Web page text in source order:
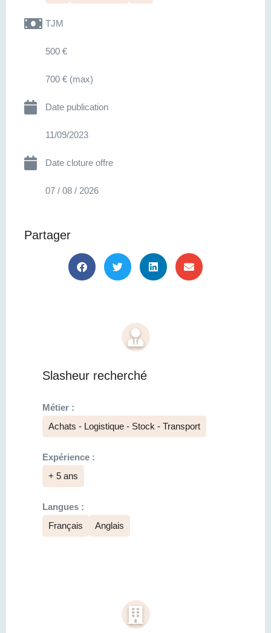
TJM
500 €
700 € (max)
Date publication
11/09/2023
Date cloture offre
07 / 08 / 2026
Partager
Slasheur recherché
Métier :
Achats - Logistique - Stock - Transport
Expérience :
+ 5 ans
Langues :
Français
Anglais